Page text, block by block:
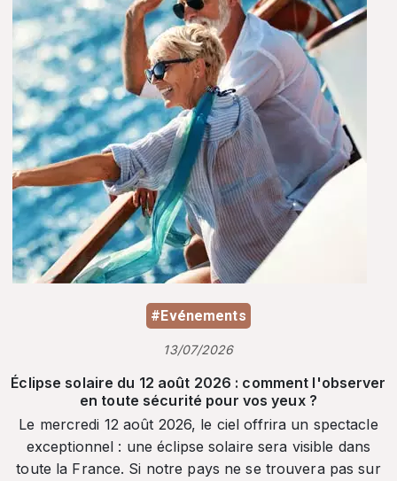
#Evénements
13/07/2026
Éclipse solaire du 12 août 2026 : comment l'observer
en toute sécurité pour vos yeux ?
Le mercredi 12 août 2026, le ciel offrira un spectacle
exceptionnel : une éclipse solaire sera visible dans
toute la France. Si notre pays ne se trouvera pas sur